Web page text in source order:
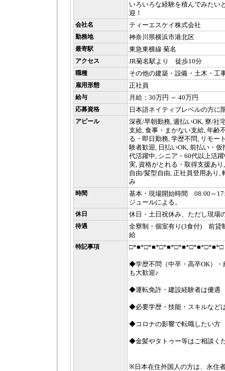
いろいろな経験を積んでみたい
迎！
会社名 ティーエスケイ株式会社
勤務地 神奈川県横浜市港北区
最寄駅 東急東横線 菊名
アクセス JR菊名駅より 徒歩10分
職種 その他の建築・設備・土木・工
雇用形態 正社員
給与 月給：30万円 ～ 40万円
応募資格 日本語ネイティブレベルの方に
アピール
深夜/早朝勤務, 週払いOK, 寮/社
支給, 食事・まかない支給, 年齢
る・即日勤務, 学歴不問, リモー
験者歓迎, 日払いOK, 前払い・仮
代活躍中, シニア・60代以上活
実, 資格がとれる・取得支援あ
自由/髪型自由, 正社員登用あり,
み
時間
基本・現場開始時間 08:00～
ジュールによる。
休日 休日・土日祝休み、ただし現場
待遇
全寮制・個室有り(3食付) 前
給
特記事項 □*■*□*■*□*■*□*■*□*■*□*■*□
◆学歴不問（中卒・高卒OK）・
も大歓迎♪
◆運転免許・建設経験者は優遇
◆必要学歴・技能・スキルなど
◆コロナの影響で転職したい方
◆金髪やタトゥー等はご相談く
※日本在住外国人の方は、永住